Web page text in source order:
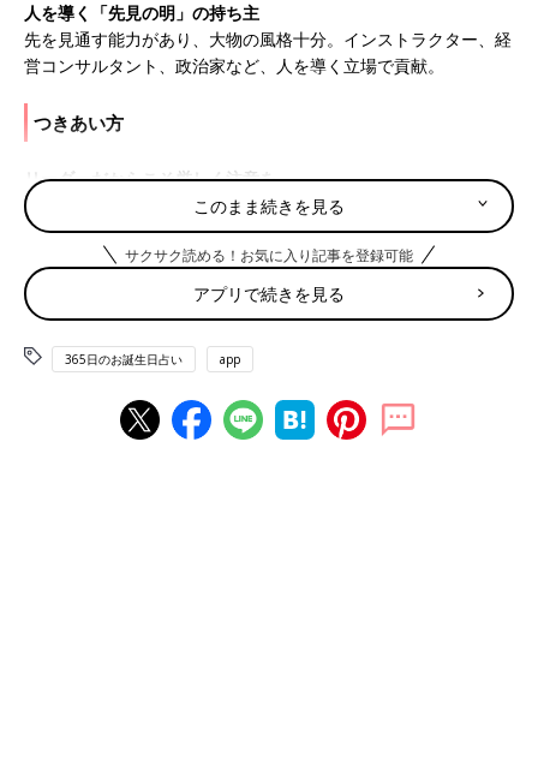
人を導く「先見の明」の持ち主
先を見通す能力があり、大物の風格十分。インストラクター、経
営コンサルタント、政治家など、人を導く立場で貢献。
つきあい方
リーダーだからこそ厳しく注意を
人気者でリーダーになれる反面、悪いことをしても、ほかの子ど
もがマネをします。影響力が強いことを自覚させて。
宿の日 道の日 健康ハートの日 帽子の日
修★たまひよ365日のお誕生日占い
このまま続きを見る
サクサク読める！お気に入り記事を登録可能
アプリで続きを見る
365日のお誕生日占い app